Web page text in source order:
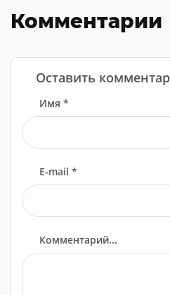
Комментарии
Оставить
Имя *
E-mail *
Комментарий...